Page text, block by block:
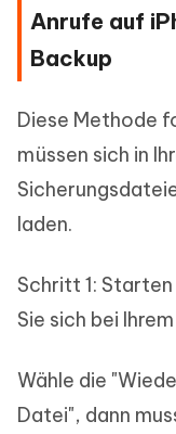
Anrufe auf
Backup
Diese Methode
müssen sich in
laden.
Schritt 1:
Sie sich bei
Wähle die
Datei", dann